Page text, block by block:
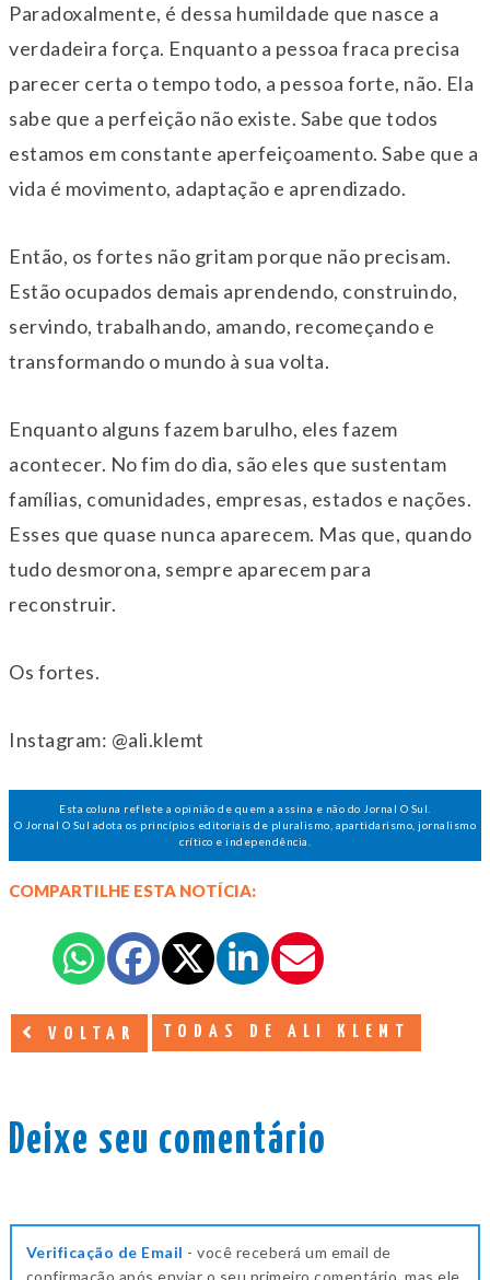
Paradoxalmente, é dessa humildade que nasce a
verdadeira força. Enquanto a pessoa fraca precisa
parecer certa o tempo todo, a pessoa forte, não. Ela
sabe que a perfeição não existe. Sabe que todos
estamos em constante aperfeiçoamento. Sabe que a
vida é movimento, adaptação e aprendizado.
Então, os fortes não gritam porque não precisam.
Estão ocupados demais aprendendo, construindo,
servindo, trabalhando, amando, recomeçando e
transformando o mundo à sua volta.
Enquanto alguns fazem barulho, eles fazem
acontecer. No fim do dia, são eles que sustentam
famílias, comunidades, empresas, estados e nações.
Esses que quase nunca aparecem. Mas que, quando
tudo desmorona, sempre aparecem para
reconstruir.
Os fortes.
Instagram: @ali.klemt
Esta coluna reflete a opinião de quem a assina e não do Jornal O Sul.
O Jornal O Sul adota os princípios editoriais de pluralismo, apartidarismo, jornalismo
crítico e independência.
COMPARTILHE ESTA NOTÍCIA:
VOLTAR TODAS DE ALI KLEMT
Deixe seu comentário
Verificação de Email - você receberá um email de
confirmação após enviar o seu primeiro comentário, mas ele